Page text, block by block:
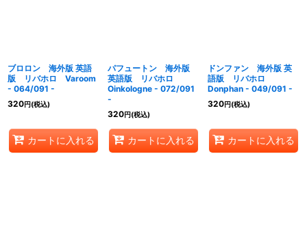
ブロロン 海外版 英語
版 リバホロ Varoom
- 064/091 -
320円(税込)
カートに入れる
パフュートン 海外版
英語版 リバホロ
Oinkologne - 072/091
-
320円(税込)
カートに入れる
ドンファン 海外版 英
語版 リバホロ
Donphan - 049/091 -
320円(税込)
カートに入れる